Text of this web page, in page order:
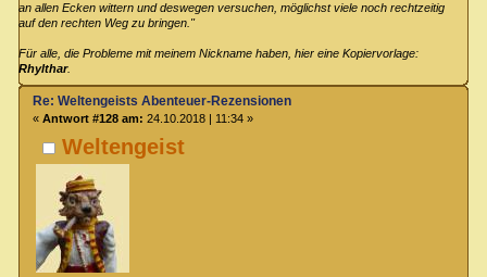
an allen Ecken wittern und deswegen versuchen, möglichst viele noch rechtzeitig
auf den rechten Weg zu bringen."
Für alle, die Probleme mit meinem Nickname haben, hier eine Kopiervorlage:
Rhylthar.
Weltengeist
Re: Weltengeists Abenteuer-Rezensionen
« Antwort #128 am: 24.10.2018 | 11:34 »